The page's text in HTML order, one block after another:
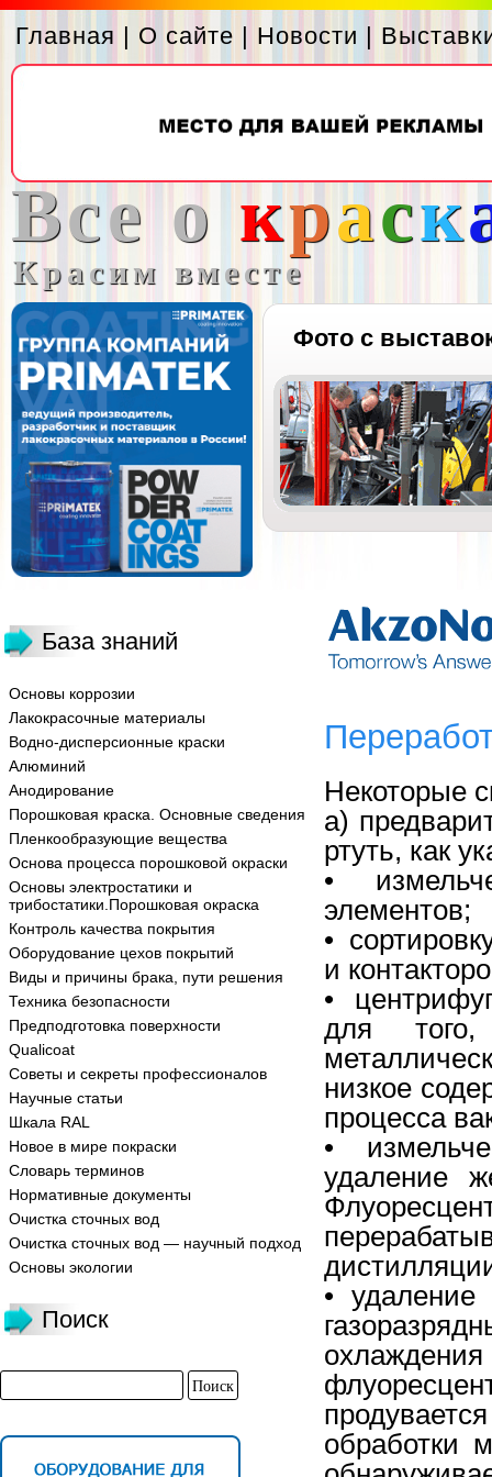
Главная | О сайте | Новости |
Все о краск
Красим вместе
Фото с
База знаний
Основы коррозии
Лакокрасочные материалы
Водно-дисперсионные краски
Алюминий
Анодирование
Порошковая краска. Основные сведения
Пленкообразующие вещества
Основа процесса порошковой окраски
Основы электростатики и
трибостатики.Порошковая окраска
Контроль качества покрытия
Оборудование цехов покрытий
Виды и причины брака, пути решения
Техника безопасности
Предподготовка поверхности
Qualicoat
Советы и секреты профессионалов
Научные статьи
Шкала RAL
Новое в мире покраски
Словарь терминов
Нормативные документы
Очистка сточных вод
Очистка сточных вод — научный подход
Основы экологии
Поиск
Некоторые
a)
ртуть, как
•
элементов;
•
и
•
для
низкое
процесса
•
удаление
• удаление
обработки